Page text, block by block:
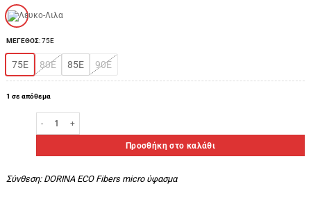
ΜΕΓΕΘΟΣ:75Ε
75Ε 80Ε 85Ε 90Ε
1 σε απόθεμα
Προσθήκη στο καλάθι
Σύνθεση: DORINA ECO Fibers micro ύφασμα